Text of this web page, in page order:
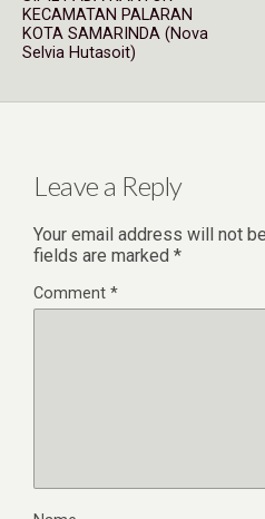
KECAMATAN PALARAN
KOTA SAMARINDA (Nova
Selvia Hutasoit)
Leave a Reply
Your email address will not
fields are marked *
Comment *